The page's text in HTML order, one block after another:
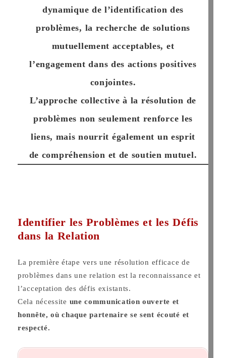
dynamique de l’identification des
problèmes, la recherche de solutions
mutuellement acceptables, et
l’engagement dans des actions positives
conjointes.
L’approche collective à la résolution de
problèmes non seulement renforce les
liens, mais nourrit également un esprit
de compréhension et de soutien mutuel.
Identifier les Problèmes et les Défis
dans la Relation
La première étape vers une résolution efficace de
problèmes dans une relation est la reconnaissance et
l’acceptation des défis existants.
Cela nécessite une communication ouverte et
honnête, où chaque partenaire se sent écouté et
respecté.